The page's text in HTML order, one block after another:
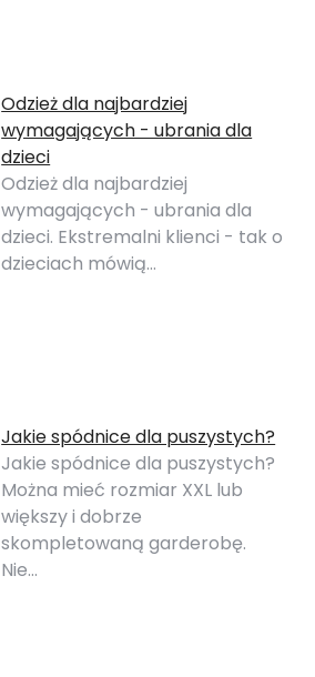
Odzież dla najbardziej
wymagających - ubrania dla
dzieci
Odzież dla najbardziej
wymagających - ubrania dla
dzieci. Ekstremalni klienci - tak o
dzieciach mówią…
Jakie spódnice dla puszystych?
Jakie spódnice dla puszystych?
Można mieć rozmiar XXL lub
większy i dobrze
skompletowaną garderobę.
Nie…